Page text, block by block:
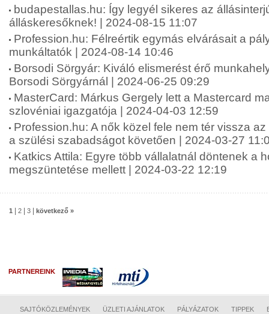
budapestallas.hu: Így legyél sikeres az
álláskeresőknek! | 2024-08-15 11:07
Profession.hu: Félreértik egymás elvárásait a
munkáltatók | 2024-08-14 10:46
Borsodi Sörgyár: Kiváló elismerést érő
Borsodi Sörgyárnál | 2024-06-25 09:29
MasterCard: Márkus Gergely lett a Mastercard
szlovéniai igazgatója | 2024-04-03 12:59
Profession.hu: A nők közel fele nem tér vissza
a szülési szabadságot követően | 2024-03-27
Katkics Attila: Egyre több vállalatnál döntenek a
megszüntetése mellett | 2024-03-22 12:19
1 2 3 következő »
PARTNEREINK
SAJTÓKÖZLEMÉNYEK ÜZLETI AJÁNLATOK PÁLYÁZATOK TIPPEK